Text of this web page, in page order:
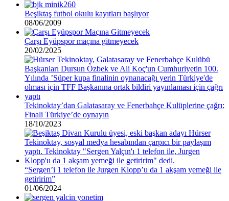
Beşiktaş futbol okulu kayıtları başlıyor
08/06/2009
Çarşı Eyüpspor maçına gitmeyecek
20/02/2025
Tekinoktay’dan Galatasaray ve Fenerbahçe Kulüplerine çağrı:
Finali Türkiye’de oynayın
18/10/2023
“Sergen’i 1 telefon ile Jurgen Klopp’u da 1 akşam yemeği ile
getiririm”
01/06/2024